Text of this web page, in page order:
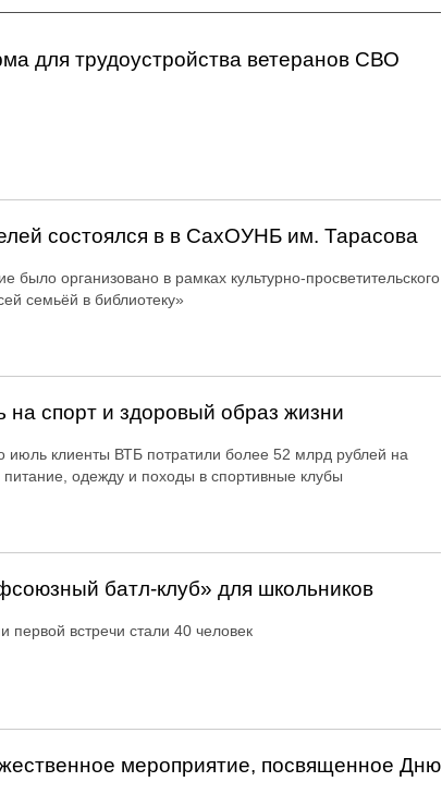
для трудоустройства ветеранов СВО
состоялся в в СахОУНБ им. Тарасова
было организовано в рамках культурно-просветительского
семьёй в библиотеку»
спорт и здоровый образ жизни
июль клиенты ВТБ потратили более 52 млрд рублей на
питание, одежду и походы в спортивные клубы
батл-клуб» для школьников
первой встречи стали 40 человек
мероприятие, посвященное Дню